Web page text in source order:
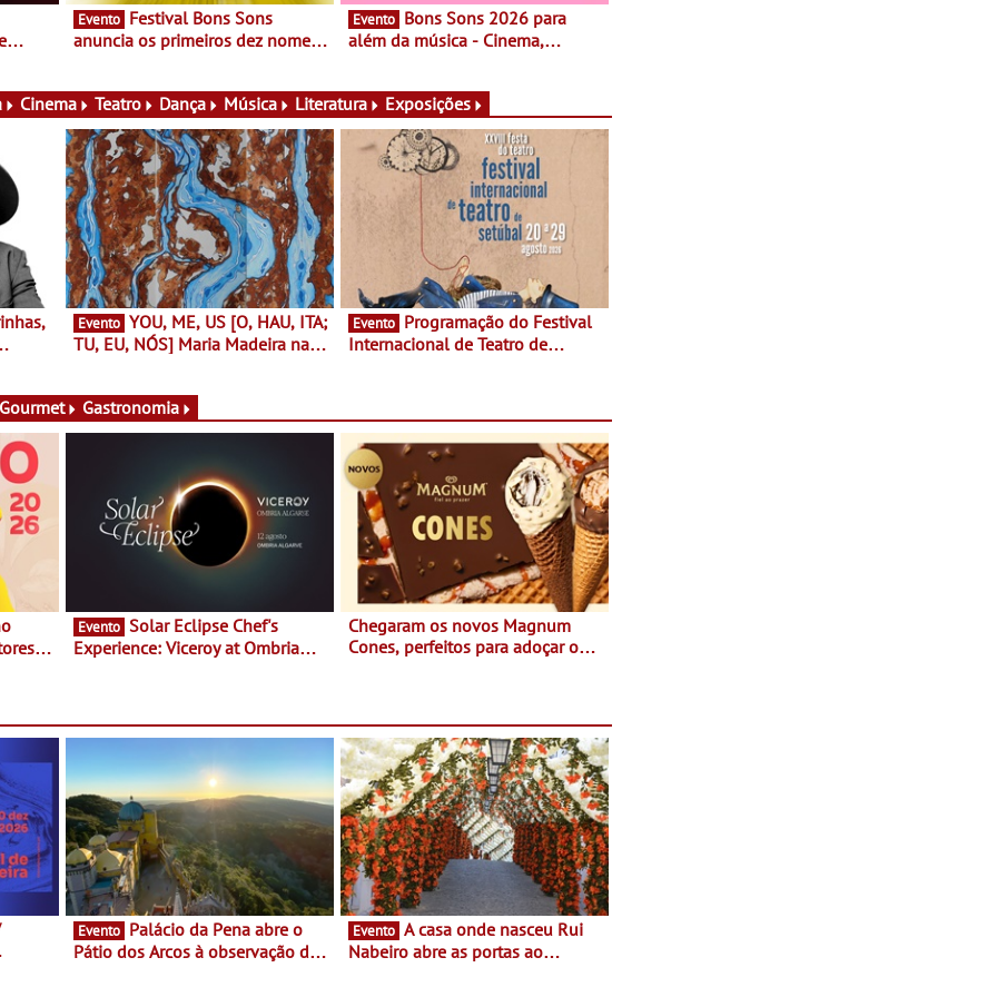
Evento
anuncia os primeiros dez nomes
Evento
além da música - Cinema,
muito mais
Cinema Teatro Dança Música Literatura Exposições
Evento
TU, EU, NÓS] Maria Madeira na
Evento
Internacional de Teatro de
Gastronomia
Evento
Experience: Viceroy at Ombria
Chegaram os novos Magnum
Cones, perfeitos para adoçar o
Evento
Pátio dos Arcos à observação do
Evento
Nabeiro abre as portas ao